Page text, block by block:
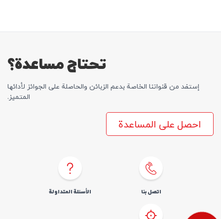
تحتاج مساعدة؟
إستفد من قنواتنا الخاصة بدعم الزبائن والحاصلة علی الجوائز لأدائها
المتمیز.
احصل على المساعدة
اتصل بنا الأسئلة المتداولة